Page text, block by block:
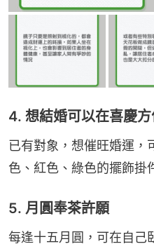
4. 想結婚可以在喜慶
已有對象，想催旺婚運，
色、紅色、綠色的擺飾掛
5. 月圓奉茶許願
每逢十五月圓，可在自己